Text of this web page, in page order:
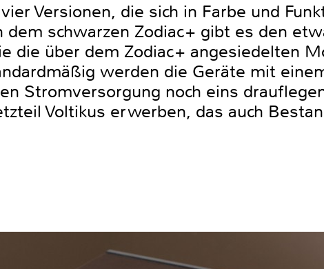
Versionen, die sich in Farbe und
dem schwarzen Zodiac+ gibt es den
die über dem Zodiac+ angesiedelten
werden die Geräte mit
Stromversorgung noch eins
Voltikus erwerben, das auch